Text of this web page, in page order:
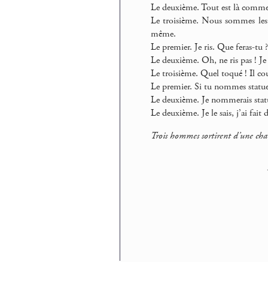
Le deuxième. Tout est là
Le troisième. Nous sommes
même.
Le premier. Je ris. Que feras-tu
Le deuxième. Oh, ne ris pas !
Le troisième. Quel toqué ! Il
Le premier. Si tu nommes
Le deuxième. Je nommerais
Le deuxième. Je le sais, j’ai
Trois hommes sortirent d’une